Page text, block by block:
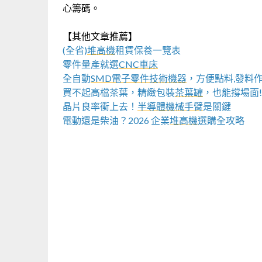
心籌碼。
【其他文章推薦】
(全省)堆高機租賃保養一覽表
零件量產就選CNC車床
全自動SMD電子零件技術機器 ，方便點料,發料
買不起高檔茶葉，精緻包裝茶葉罐 ，也能撐場面!
晶片良率衝上去！ 半導體機械手臂是關鍵
電動還是柴油？2026 企業堆高機選購全攻略